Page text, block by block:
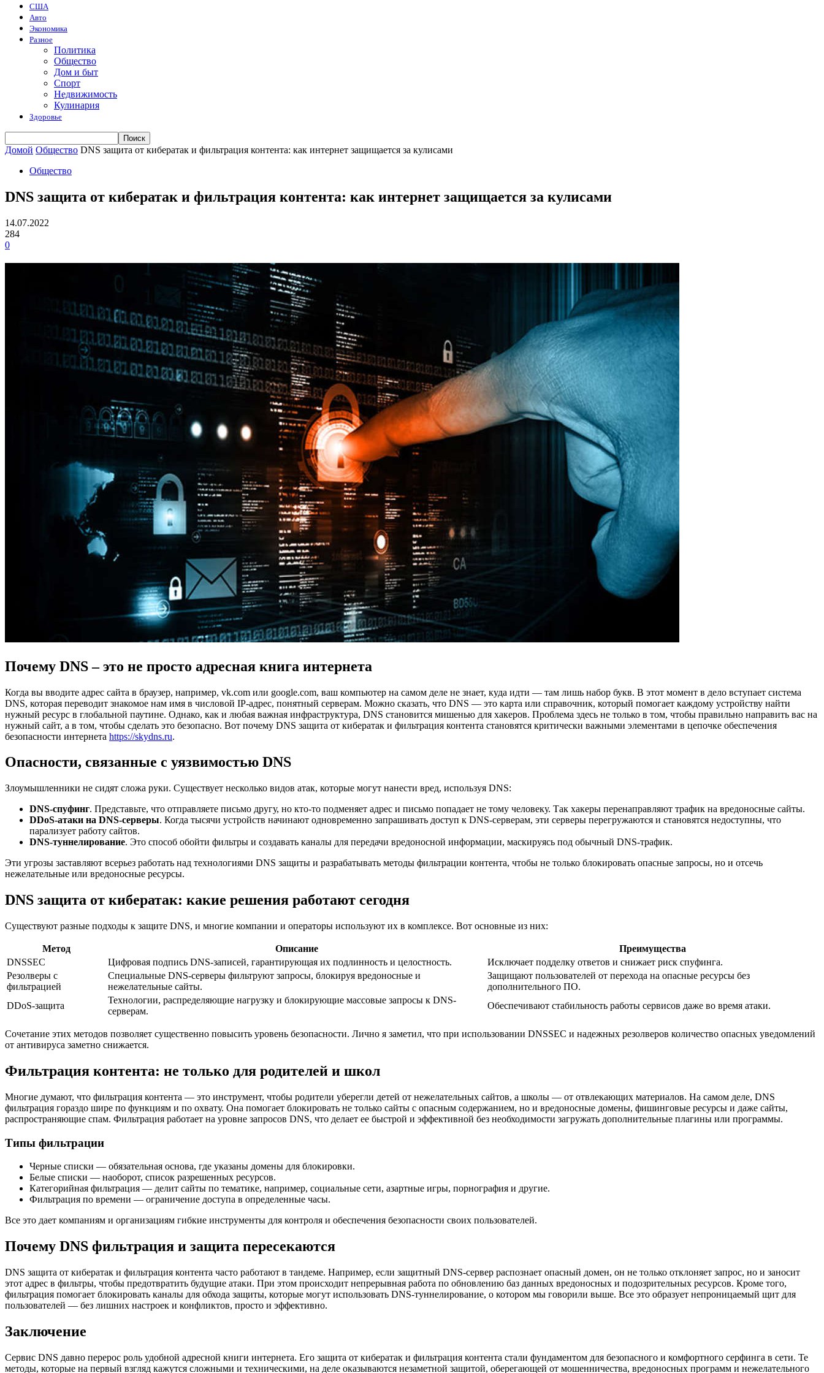
США
Авто
Экономика
Разное
Политика
Общество
Дом и быт
Спорт
Недвижимость
Кулинария
Здоровье
Домой Общество DNS защита от кибератак и фильтрация контента: как интернет защищается за кулисами
Общество
DNS защита от кибератак и фильтрация контента: как интернет защищается за кулисами
14.07.2022
284
0
Почему DNS – это не просто адресная книга интернета
Когда вы вводите адрес сайта в браузер, например, vk.com или google.com, ваш компьютер на самом деле не знает, куда идти — там лишь набор букв. В этот момент в дело вступает система
DNS, которая переводит знакомое нам имя в числовой IP-адрес, понятный серверам. Можно сказать, что DNS — это карта или справочник, который помогает каждому устройству найти
нужный ресурс в глобальной паутине. Однако, как и любая важная инфраструктура, DNS становится мишенью для хакеров. Проблема здесь не только в том, чтобы правильно направить вас на
нужный сайт, а в том, чтобы сделать это безопасно. Вот почему DNS защита от кибератак и фильтрация контента становятся критически важными элементами в цепочке обеспечения
безопасности интернета https://skydns.ru.
Опасности, связанные с уязвимостью DNS
Злоумышленники не сидят сложа руки. Существует несколько видов атак, которые могут нанести вред, используя DNS:
DNS-спуфинг. Представьте, что отправляете письмо другу, но кто-то подменяет адрес и письмо попадает не тому человеку. Так хакеры перенаправляют трафик на вредоносные сайты.
DDoS-атаки на DNS-серверы. Когда тысячи устройств начинают одновременно запрашивать доступ к DNS-серверам, эти серверы перегружаются и становятся недоступны, что
парализует работу сайтов.
DNS-туннелирование. Это способ обойти фильтры и создавать каналы для передачи вредоносной информации, маскируясь под обычный DNS-трафик.
Эти угрозы заставляют всерьез работать над технологиями DNS защиты и разрабатывать методы фильтрации контента, чтобы не только блокировать опасные запросы, но и отсечь
нежелательные или вредоносные ресурсы.
DNS защита от кибератак: какие решения работают сегодня
Существуют разные подходы к защите DNS, и многие компании и операторы используют их в комплексе. Вот основные из них:
Метод Описание
Преимущества
DNSSEC
Цифровая подпись DNS-записей, гарантирующая их подлинность и целостность.
Исключает подделку ответов и снижает риск спуфинга.
Резолверы с
фильтрацией
Специальные DNS-серверы фильтруют запросы, блокируя вредоносные и
нежелательные сайты.
Защищают пользователей от перехода на опасные ресурсы без
дополнительного ПО.
DDoS-защита
Технологии, распределяющие нагрузку и блокирующие массовые запросы к DNS-
серверам.
Обеспечивают стабильность работы сервисов даже во время атаки.
Сочетание этих методов позволяет существенно повысить уровень безопасности. Лично я заметил, что при использовании DNSSEC и надежных резолверов количество опасных уведомлений
от антивируса заметно снижается.
Фильтрация контента: не только для родителей и школ
Многие думают, что фильтрация контента — это инструмент, чтобы родители уберегли детей от нежелательных сайтов, а школы — от отвлекающих материалов. На самом деле, DNS
фильтрация гораздо шире по функциям и по охвату. Она помогает блокировать не только сайты с опасным содержанием, но и вредоносные домены, фишинговые ресурсы и даже сайты,
распространяющие спам. Фильтрация работает на уровне запросов DNS, что делает ее быстрой и эффективной без необходимости загружать дополнительные плагины или программы.
Типы фильтрации
Черные списки — обязательная основа, где указаны домены для блокировки.
Белые списки — наоборот, список разрешенных ресурсов.
Категорийная фильтрация — делит сайты по тематике, например, социальные сети, азартные игры, порнография и другие.
Фильтрация по времени — ограничение доступа в определенные часы.
Все это дает компаниям и организациям гибкие инструменты для контроля и обеспечения безопасности своих пользователей.
Почему DNS фильтрация и защита пересекаются
DNS защита от кибератак и фильтрация контента часто работают в тандеме. Например, если защитный DNS-сервер распознает опасный домен, он не только отклоняет запрос, но и заносит
этот адрес в фильтры, чтобы предотвратить будущие атаки. При этом происходит непрерывная работа по обновлению баз данных вредоносных и подозрительных ресурсов. Кроме того,
фильтрация помогает блокировать каналы для обхода защиты, которые могут использовать DNS-туннелирование, о котором мы говорили выше. Все это образует непроницаемый щит для
пользователей — без лишних настроек и конфликтов, просто и эффективно.
Заключение
Сервис DNS давно перерос роль удобной адресной книги интернета. Его защита от кибератак и фильтрация контента стали фундаментом для безопасного и комфортного серфинга в сети. Те
методы, которые на первый взгляд кажутся сложными и техническими, на деле оказываются незаметной защитой, оберегающей от мошенничества, вредоносных программ и нежелательного